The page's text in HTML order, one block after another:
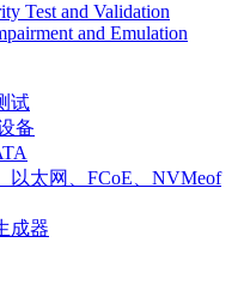
Test and Validation
and Emulation
试
备
以太网、FCoE、NVMeof
成器